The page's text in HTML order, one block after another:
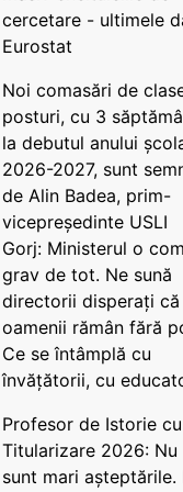
cercetare - ultimele
Eurostat
Noi comasări de
posturi, cu 3
la debutul anului
2026-2027, sunt
de Alin Badea, prim-
vicepreședinte USLI
Gorj: Ministerul o
grav de tot. Ne sună
directorii disperați că
oamenii rămân fără
Ce se întâmplă cu
învățătorii, cu
Profesor de Istorie
Titularizare 2026: Nu
sunt mari așteptările.